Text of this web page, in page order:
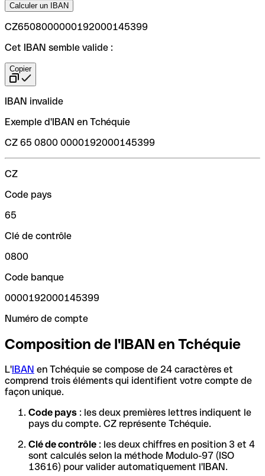
Calculer un IBAN
CZ6508000000192000145399
Cet IBAN semble valide :
Copier
IBAN invalide
Exemple d'IBAN en Tchéquie
CZ 65 0800 0000192000145399
CZ
Code pays
65
Clé de contrôle
0800
Code banque
0000192000145399
Numéro de compte
Composition de l'IBAN en Tchéquie
L'IBAN en Tchéquie se compose de 24 caractères et
comprend trois éléments qui identifient votre compte de
façon unique.
Code pays : les deux premières lettres indiquent le
pays du compte. CZ représente Tchéquie.
Clé de contrôle : les deux chiffres en position 3 et 4
sont calculés selon la méthode Modulo-97 (ISO
13616) pour valider automatiquement l'IBAN.